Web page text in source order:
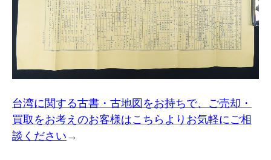
台湾に関する古書・古地図をお持ちで、ご売却・
買取をお考えのお客様はこちらよりお気軽にご相
談ください →